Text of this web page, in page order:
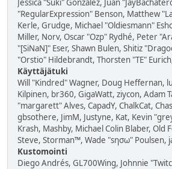
Jessica "Suki" González, Juan
"RegularExpression" Benson, Matthew
Kerle, Grudge, Michael "Oldiesmann"
Miller, Norv, Oscar "Ozp" Rydhé, Peter
"[SiNaN]" Eser, Shawn Bulen, Shitiz
"Orstio" Hildebrandt, Thorsten "TE"
Käyttäjätuki
Will "Kindred" Wagner, Doug Heffernan,
Kilpinen, br360, GigaWatt, ziycon, Adam
"margarett" Alves, CapadY, ChalkCat,
gbsothere, JimM, Justyne, Kat, Kevin
Krash, Mashby, Michael Colin Blaber, Old
Steve, Storman™, Wade "sησω" Poulsen,
Kustomointi
Diego Andrés, GL700Wing, Johnnie